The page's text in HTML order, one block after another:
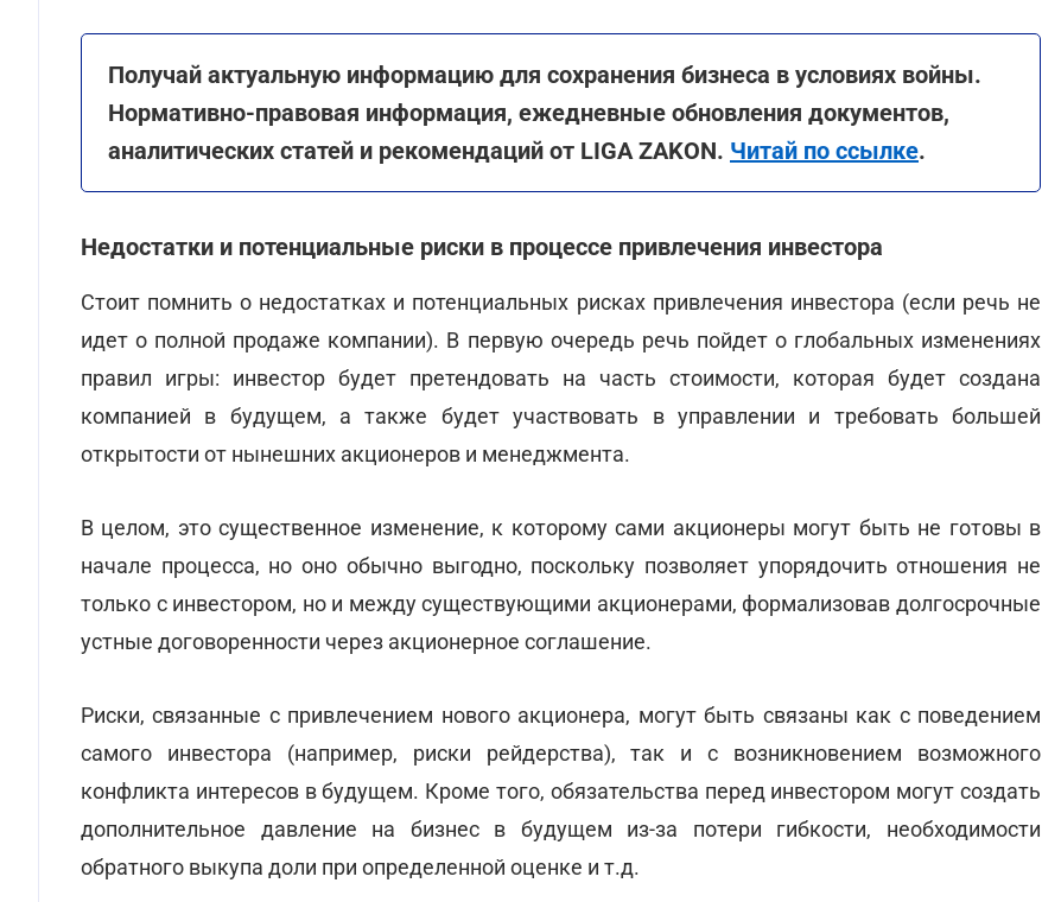
Получай актуальную информацию для сохранения бизнеса в условиях войны.
Нормативно-правовая информация, ежедневные обновления документов,
аналитических статей и рекомендаций от LIGA ZAKON. Читай по ссылке.
Недостатки и потенциальные риски в процессе привлечения инвестора
Стоит помнить о недостатках и потенциальных рисках привлечения инвестора (если речь не
идет о полной продаже компании). В первую очередь речь пойдет о глобальных изменениях
правил игры: инвестор будет претендовать на часть стоимости, которая будет создана
компанией в будущем, а также будет участвовать в управлении и требовать большей
открытости от нынешних акционеров и менеджмента.
В целом, это существенное изменение, к которому сами акционеры могут быть не готовы в
начале процесса, но оно обычно выгодно, поскольку позволяет упорядочить отношения не
только с инвестором, но и между существующими акционерами, формализовав долгосрочные
устные договоренности через акционерное соглашение.
Риски, связанные с привлечением нового акционера, могут быть связаны как с поведением
самого инвестора (например, риски рейдерства), так и с возникновением возможного
конфликта интересов в будущем. Кроме того, обязательства перед инвестором могут создать
дополнительное давление на бизнес в будущем из-за потери гибкости, необходимости
обратного выкупа доли при определенной оценке и т.д.